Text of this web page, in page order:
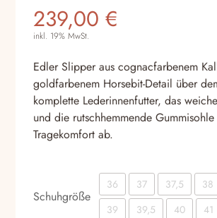
239,00€
inkl. 19% MwSt.
Edler Slipper aus cognacfarbenem
goldfarbenem Horsebit-Detail über
komplette Lederinnenfutter, das
und die rutschhemmende
Tragekomfort ab.
Schuhgröße
36 37 37,5 38
39
39,5 40 41